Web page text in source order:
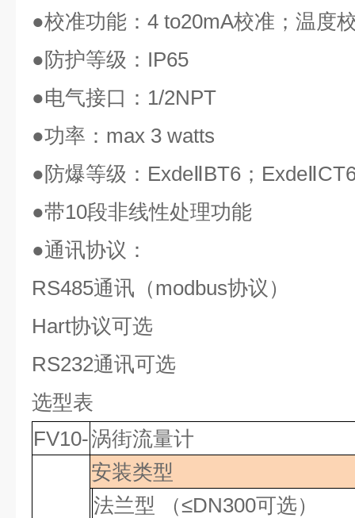
●校准功能： 4 to20mA校准；温度
●防护等级： IP65
●电气接口： 1/2NPT
●功率： max 3 watts
●防爆等级： ExdeⅡBT6 ；
●带10段非线性处理功能
●通讯协议：
RS485通讯（modbus协议）
Hart协议可选
RS232通讯可选
选型表
FV10-涡街流量计
安装类型
法兰型 （≤DN300可选）